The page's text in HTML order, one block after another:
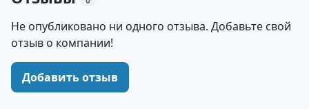
Не опубликовано ни одного отзыва. Добавьте свой
отзыв о компании!
Добавить отзыв